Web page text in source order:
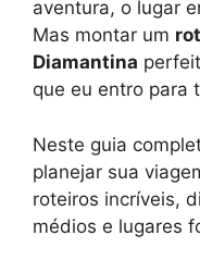
aventura, o lugar
Mas montar um
Diamantina
que eu entro para
Neste guia
planejar sua
roteiros incríveis,
médios e lugares